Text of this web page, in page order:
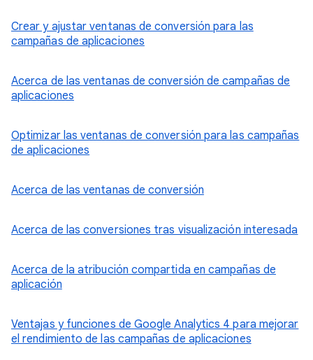
Crear y ajustar ventanas de conversión para las
campañas de aplicaciones
Acerca de las ventanas de conversión de campañas de
aplicaciones
Optimizar las ventanas de conversión para las campañas
de aplicaciones
Acerca de las ventanas de conversión
Acerca de las conversiones tras visualización interesada
Acerca de la atribución compartida en campañas de
aplicación
Ventajas y funciones de Google Analytics 4 para mejorar
el rendimiento de las campañas de aplicaciones